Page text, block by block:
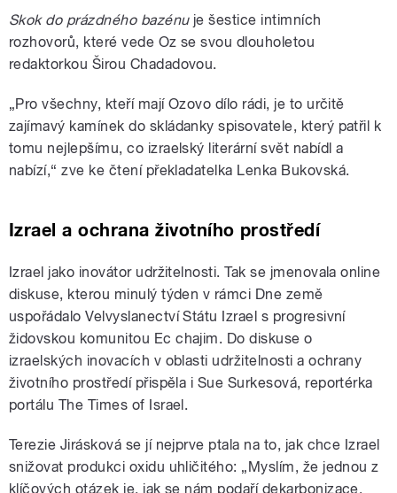
Skok do prázdného bazénuje šestice intimních
rozhovorů, které vede Oz se svou dlouholetou
redaktorkou Širou Chadadovou.
„Pro všechny, kteří mají Ozovo dílo rádi, je to určitě
zajímavý kamínek do skládanky spisovatele, který patřil k
tomu nejlepšímu, co izraelský literární svět nabídl a
nabízí,“ zve ke čtení překladatelka Lenka Bukovská.
Izrael a ochrana životního prostředí
Izrael jako inovátor udržitelnosti. Tak se jmenovala online
diskuse, kterou minulý týden v rámci Dne země
uspořádalo Velvyslanectví Státu Izrael s progresivní
židovskou komunitou Ec chajim. Do diskuse o
izraelských inovacích v oblasti udržitelnosti a ochrany
životního prostředí přispěla i Sue Surkesová, reportérka
portálu The Times of Israel.
Terezie Jirásková se jí nejprve ptala na to, jak chce Izrael
snižovat produkci oxidu uhličitého: „Myslím, že jednou z
klíčových otázek je, jak se nám podaří dekarbonizace,